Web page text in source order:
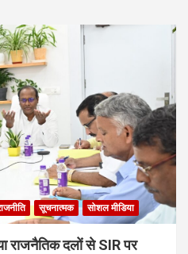
सूचनात्मक सोशल मीडिया
राजनैतिक दलों से SIR पर